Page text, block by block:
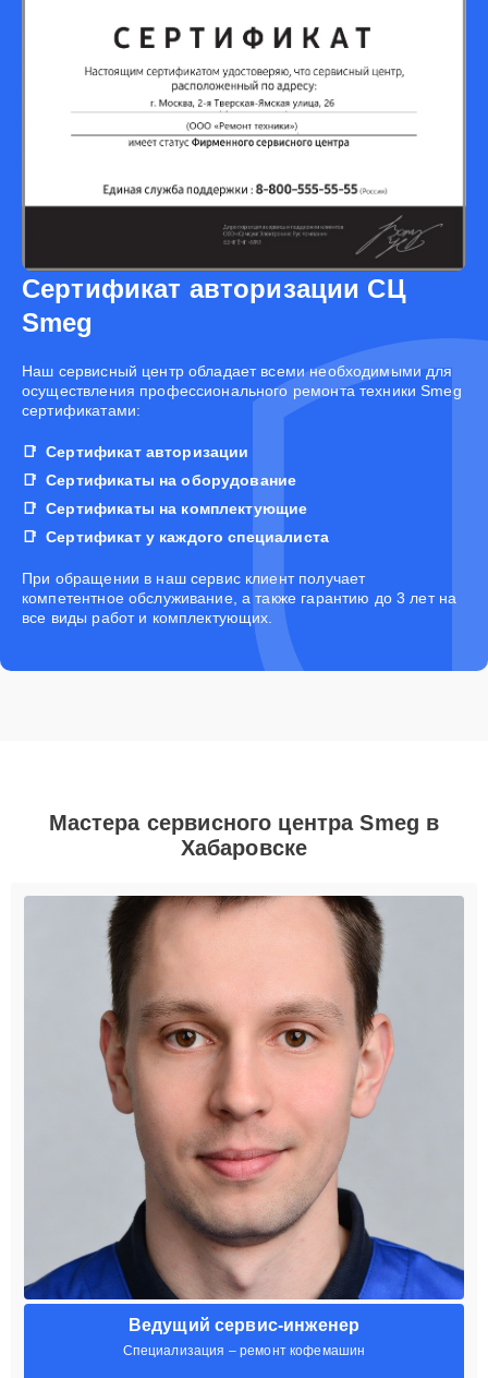
Сертификат авторизации СЦ
Smeg
Наш сервисный центр обладает всеми необходимыми для
осуществления профессионального ремонта техники Smeg
сертификатами:
Сертификат авторизации
Сертификаты на оборудование
Сертификаты на комплектующие
Сертификат у каждого специалиста
При обращении в наш сервис клиент получает
компетентное обслуживание, а также гарантию до 3 лет на
все виды работ и комплектующих.
Мастера сервисного центра Smeg в
Хабаровске
Ведущий сервис-инженер
Специализация – ремонт кофемашин